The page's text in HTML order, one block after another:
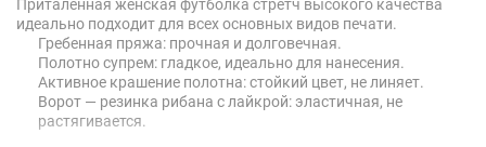
Приталенная женская футболка стретч высокого качества
идеально подходит для всех основных видов печати.
Гребенная пряжа: прочная и долговечная.
Полотно супрем: гладкое, идеально для нанесения.
Активное крашение полотна: стойкий цвет, не линяет.
Ворот — резинка рибана с лайкрой: эластичная, не
растягивается.